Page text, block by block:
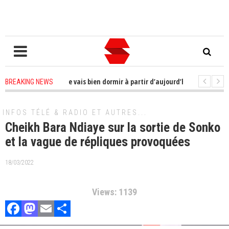
BREAKING NEWS
à me faire ; je vais bien dormir à partir d’aujourd’hui»
2 years
INFOS TÉLÉ & RADIO ET AUTRES...
Cheikh Bara Ndiaye sur la sortie de Sonko
et la vague de répliques provoquées
18/03/2022
Views: 1139
Facebook
Mastodon
Email